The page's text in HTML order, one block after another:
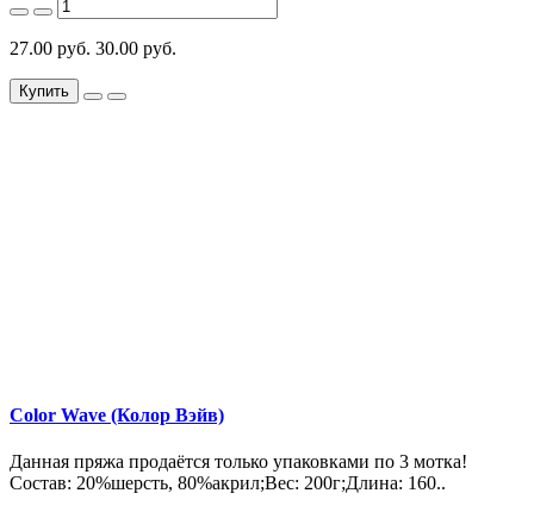
27.00 руб. 30.00 руб.
Купить
Color Wave (Колор Вэйв)
Данная пряжа продаётся только упаковками по 3 мотка!
Состав: 20%шерсть, 80%акрил;Вес: 200г;Длина: 160..